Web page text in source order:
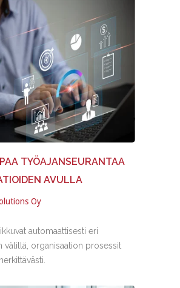
TYÖAJANSEURANTAA
AVULLA
Oy
automaattisesti eri
välillä, organisaation prosessit